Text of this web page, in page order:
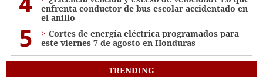
enfrenta conductor de bus escolar accidentado en
el anillo
5
Cortes de energía eléctrica programados para
este viernes 7 de agosto en Honduras
TRENDING